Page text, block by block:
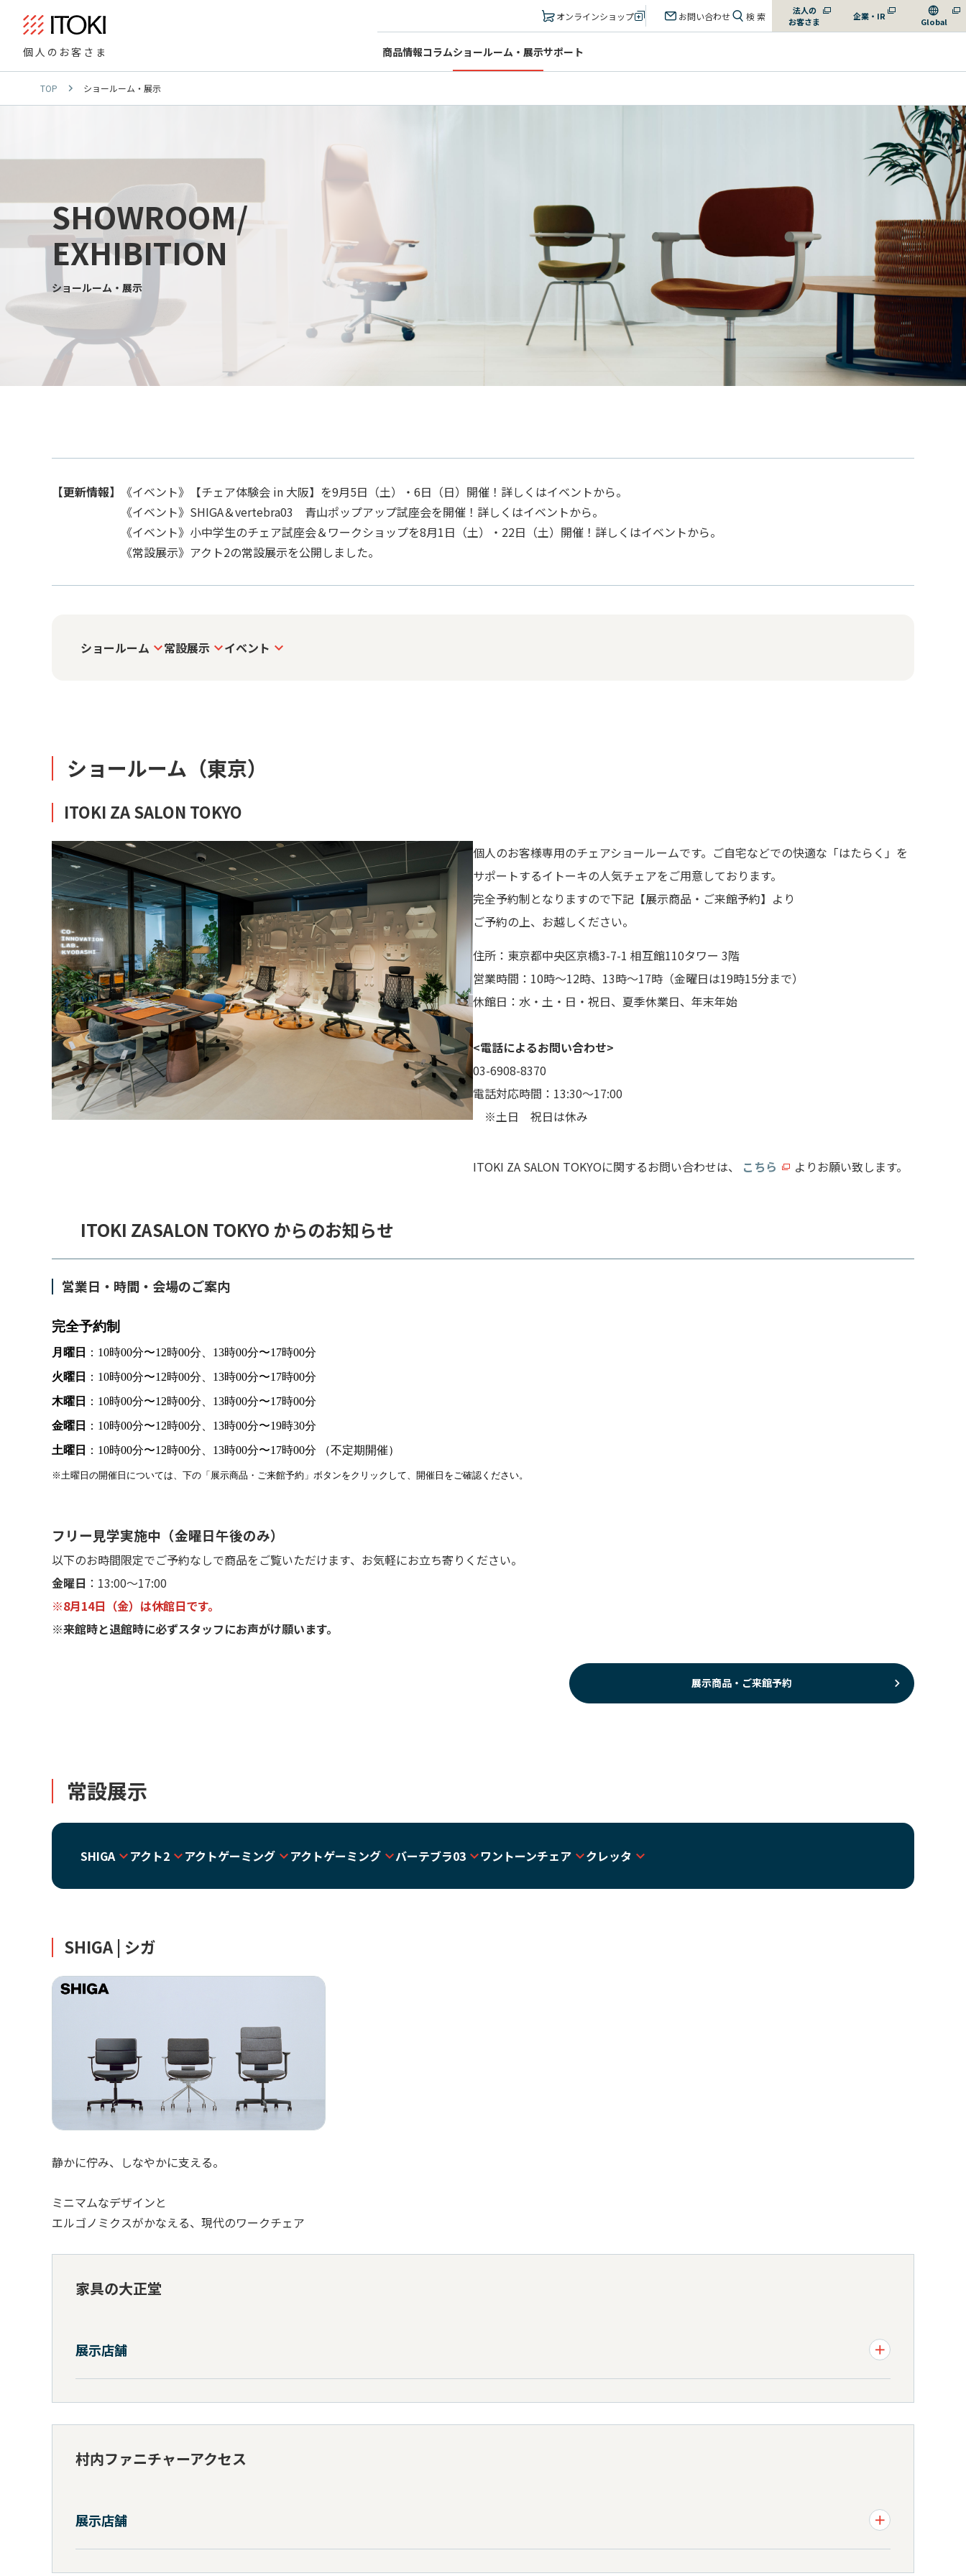
個人のお客さま 商品情報コラムショールーム・展示サポート
オンラインショップ お問い合わせ 検 索
法人の
お客さま
企業・IR Global
TOP ショールーム・展示
SHOWROOM/
EXHIBITION
ショールーム・展示
【更新情報】
《イベント》【チェア体験会 in 大阪】を9月5日（土）・6日（日）開催！詳しくはイベントから。
《イベント》SHIGA＆vertebra03 青山ポップアップ試座会を開催！詳しくはイベントから。
《イベント》小中学生のチェア試座会＆ワークショップを8月1日（土）・22日（土）開催！詳しくはイベントから。
《常設展示》アクト2の常設展示を公開しました。
ショールーム 常設展示 イベント
ショールーム（東京）
ITOKI ZA SALON TOKYO
個人のお客様専用のチェアショールームです。​ご自宅などでの快適な「はたらく」を
サポートするイトーキの人気チェアをご用意しております。
完全予約制となりますので下記 【展示商品・ご来館予約】 より
ご予約の上、お越しください。
住所：東京都中央区京橋3-7-1 相互館110タワー 3階
営業時間：10時～12時、13時～17時（金曜日は19時15分まで）
休館日：水・土・日・祝日、夏季休業日、年末年始
<電話によるお問い合わせ>
03-6908-8370
電話対応時間：13:30～17:00
※土日 祝日は休み
ITOKI ZA SALON TOKYOに関するお問い合わせは、 こちら よりお願い致します。
ITOKI ZASALON TOKYO からのお知らせ
営業日・時間・会場のご案内
完全予約制
月曜日
：10時00分〜12時00分、13時00分〜17時00分
火曜日
：10時00分〜12時00分、13時00分〜17時00分
木曜日
：10時00分〜12時00分、13時00分〜17時00分
金曜日
：10時00分〜12時00分、13時00分〜19時30分
土曜日
：10時00分〜12時00分、13時00分〜17時00分 （不定期開催）
※土曜日の開催日については、下の「展示商品・ご来館予約」ボタンをクリックして、開催日をご確認ください。
フリー見学実施中（金曜日午後のみ）
以下のお時間限定でご予約なしで商品をご覧いただけます、お気軽にお立ち寄りください。
金曜日 ：13:00～17:00
※8月14日（金）は休館日です。
※来館時と退館時に必ずスタッフにお声がけ願います。
展示商品・ご来館予約
常設展示
SHIGA アクト2 アクトゲーミング アクトゲーミング バーテブラ03 ワントーンチェア クレッタ
SHIGA | シガ
静かに佇み、しなやかに支える。
ミニマムなデザインと
エルゴノミクスがかなえる、現代のワークチェア
家具の大正堂
展示店舗
村内ファニチャーアクセス
展示店舗